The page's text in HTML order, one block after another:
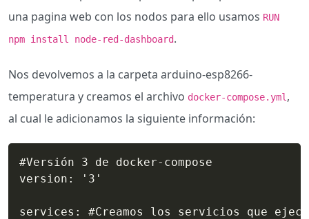
una pagina web con los nodos para ello usamos RUN
npm install node-red-dashboard.
Nos devolvemos a la carpeta arduino-esp8266-
temperatura y creamos el archivo docker-compose.yml ,
al cual le adicionamos la siguiente información:
#Versión 3 de docker-compose
version: '3'
services: #Creamos los servicios que